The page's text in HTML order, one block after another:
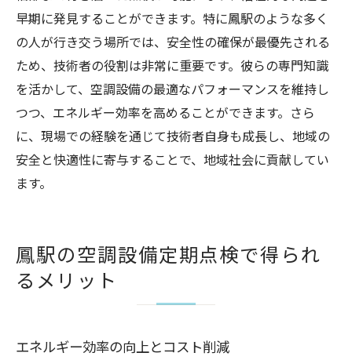
早期に発見することができます。特に鳳駅のような多く
の人が行き交う場所では、安全性の確保が最優先される
ため、技術者の役割は非常に重要です。彼らの専門知識
を活かして、空調設備の最適なパフォーマンスを維持し
つつ、エネルギー効率を高めることができます。さら
に、現場での経験を通じて技術者自身も成長し、地域の
安全と快適性に寄与することで、地域社会に貢献してい
ます。
鳳駅の空調設備定期点検で得られ
るメリット
エネルギー効率の向上とコスト削減